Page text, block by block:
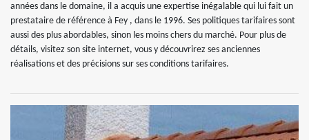
années dans le domaine, il a acquis une expertise inégalable qui lui fait un
prestataire de référence à Fey , dans le 1996. Ses politiques tarifaires sont
aussi des plus abordables, sinon les moins chers du marché. Pour plus de
détails, visitez son site internet, vous y découvrirez ses anciennes
réalisations et des précisions sur ses conditions tarifaires.